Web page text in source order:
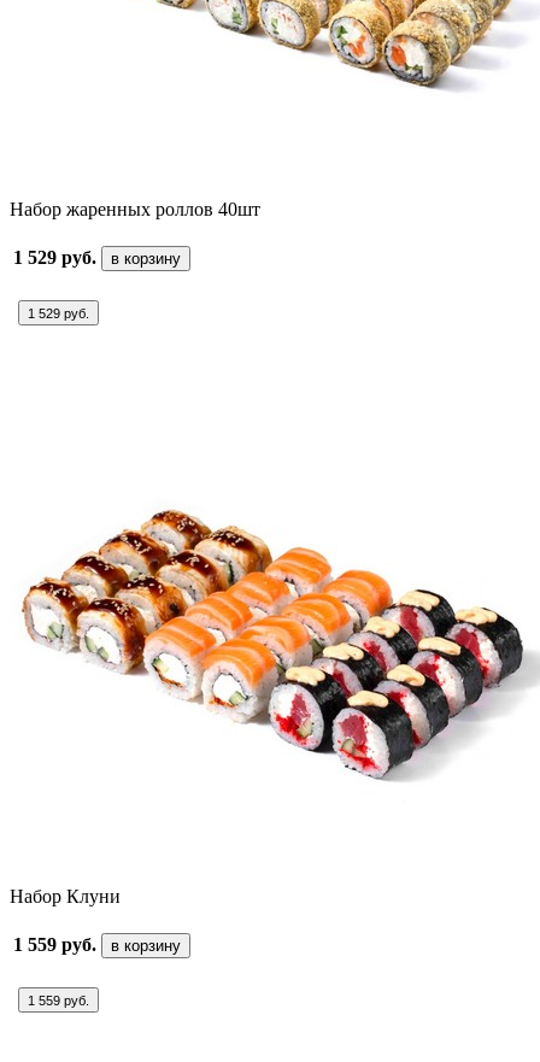
Набор жаренных роллов 40шт
1 529 руб. в корзину
1 529 руб.
Набор Клуни
1 559 руб. в корзину
1 559 руб.